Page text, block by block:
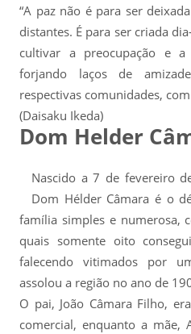
“A paz não é para ser
distantes. É para ser criada
cultivar a preocupação e a
forjando laços de
respectivas comunidades,
(Daisaku Ikeda)
Dom Helder
Nascido a 7 de fevereiro
Dom Hélder Câmara é o
família simples e numerosa,
quais somente oito
falecendo vitimados por
assolou a região no ano de
O pai, João Câmara Filho,
comercial, enquanto a mãe,